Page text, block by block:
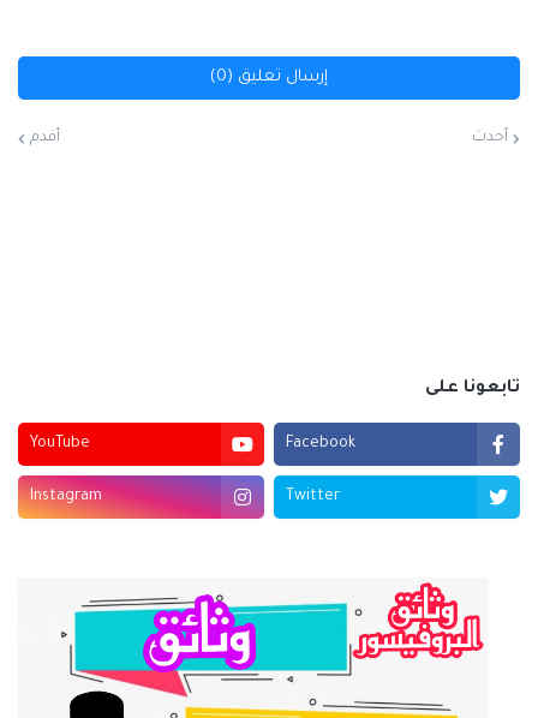
إرسال تعليق (0)
أحدث أقدم
تابعونا على
Facebook
YouTube
Twitter
Instagram